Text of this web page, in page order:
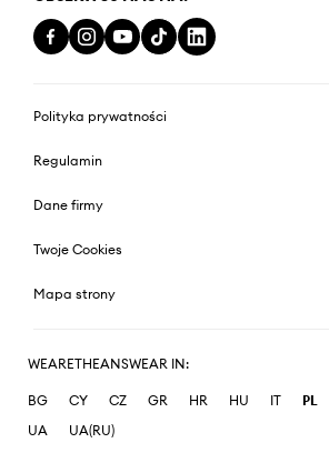
Polityka prywatności
Regulamin
Dane firmy
Twoje Cookies
Mapa strony
WEARETHEANSWEAR IN:
BG CY CZ GR HR HU IT PL
UA
UA(RU)